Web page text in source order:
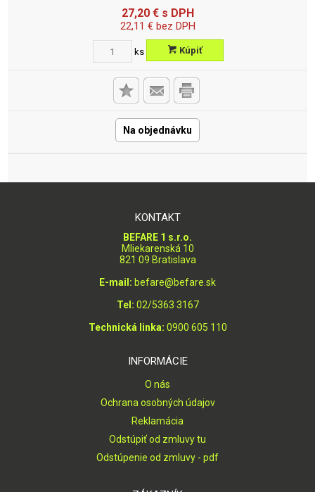
27,20 €s DPH
22,11 €bez DPH
ks Kúpiť
Na objednávku
KONTAKT
BEFARE 1 s.r.o.
Mliekarenská 10
821 09 Bratislava
E-mail: befare@befare.sk
Tel: 02/5363 3167
Technická linka: 0900 605 110
INFORMÁCIE
O nás
Ochrana osobných údajov
Reklamácia
Odstúpiť od zmluvy tu
Odstúpenie od zmluvy - pdf